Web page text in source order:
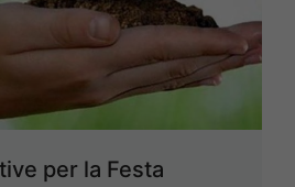
per la Festa